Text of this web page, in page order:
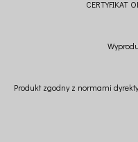
CERTYFIKAT
Produkt zgodny z normami